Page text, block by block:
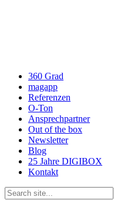
360 Grad
magapp
Referenzen
O-Ton
Ansprechpartner
Out of the box
Newsletter
Blog
25 Jahre DIGIBOX
Kontakt